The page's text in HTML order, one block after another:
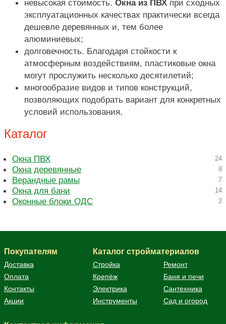
невысокая стоимость. Окна из ПВХ при сходных
эксплуатационных качествах практически всегда
дешевле деревянных и, тем более
алюминиевых;
долговечность. Благодаря стойкости к
атмосферным воздействиям, пластиковые окна
могут прослужить несколько десятилетий;
многообразие видов и типов конструкций,
позволяющих подобрать вариант для конкретных
условий использования.
Каталог
Окна ПВХ 24
Окна деревянные 8
Верандные рамы 7
Окна для бани 14
Оконные блоки ОДС 2
Покупателям
Доставка
Оплата
Контакты
Акции
Каталог стройматериалов
Стройка
Ремонт
Крепёж
Баня и печи
Электрика
Сантехника
Инструменты
Сад и огород